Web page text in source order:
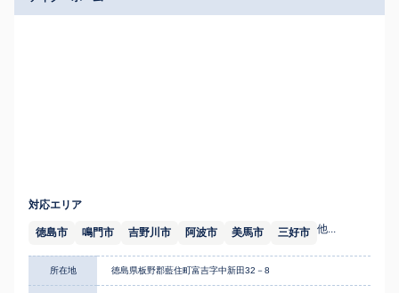
対応エリア
徳島市 鳴門市 吉野川市 阿波市 美馬市 三好市 他...
所在地 徳島県板野郡藍住町富吉字中新田32－8